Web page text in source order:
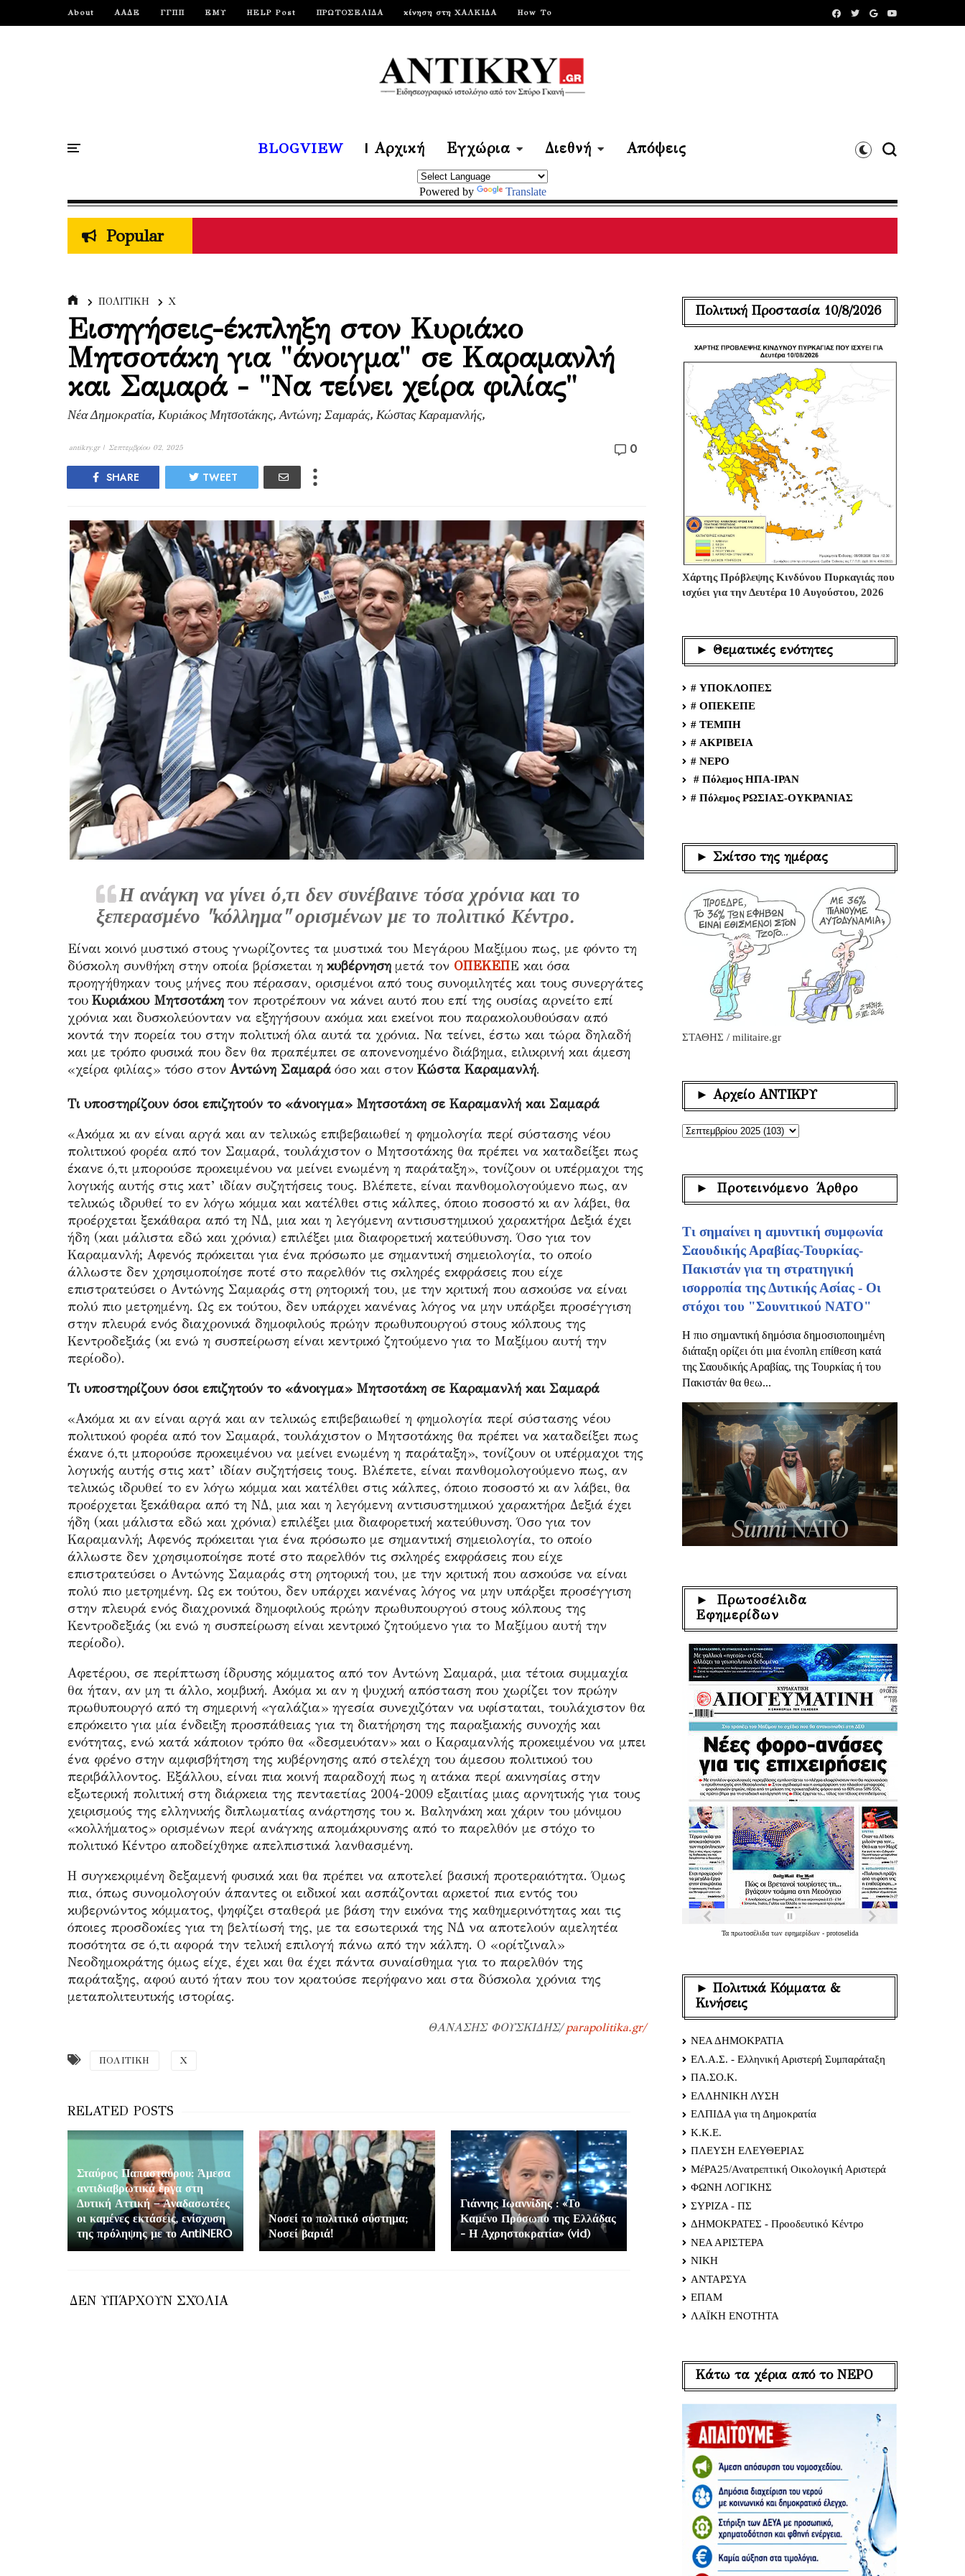
About ΑΑΔΕ ΓΓΠΠ ΕΜΥ HELP Post ΠΡΩΤΟΣΕΛΙΔΑ κίνηση στη ΧΑΛΚΙΔΑ How To
BLOGVIEW | Αρχική Εγχώρια Διεθνή Απόψεις
Powered by Translate
Popular
ΠΟΛΙΤΙΚΗ Χ
Εισηγήσεις-έκπληξη στον Κυριάκο
Μητσοτάκη για "άνοιγμα" σε Καραμανλή
και Σαμαρά - "Να τείνει χείρα φιλίας"
Νέα Δημοκρατία, Κυριάκος Μητσοτάκης, Αντώνη; Σαμαράς, Κώστας Καραμανλής,
antikry.gr | Σεπτεμβρίου 02, 2025 0
SHARE TWEET
Η ανάγκη να γίνει ό,τι δεν συνέβαινε τόσα χρόνια και το
ξεπερασμένο ''κόλλημα'' ορισμένων με το πολιτικό Κέντρο.
Είναι κοινό μυστικό στους γνωρίζοντες τα μυστικά του Μεγάρου Μαξίμου πως, με φόντο τη
δύσκολη συνθήκη στην οποία βρίσκεται η κυβέρνηση μετά τον ΟΠΕΚΕΠΕ και όσα
προηγήθηκαν τους μήνες που πέρασαν, ορισμένοι από τους συνομιλητές και τους συνεργάτες
του Κυριάκου Μητσοτάκη τον προτρέπουν να κάνει αυτό που επί της ουσίας αρνείτο επί
χρόνια και δυσκολεύονταν να εξηγήσουν ακόμα και εκείνοι που παρακολουθούσαν από
κοντά την πορεία του στην πολιτική όλα αυτά τα χρόνια. Να τείνει, έστω και τώρα δηλαδή
και με τρόπο φυσικά που δεν θα πραπέμπει σε απονενοημένο διάβημα, ειλικρινή και άμεση
«χείρα φιλίας» τόσο στον Αντώνη Σαμαρά όσο και στον Κώστα Καραμανλή.
Τι υποστηρίζουν όσοι επιζητούν το «άνοιγμα» Μητσοτάκη σε Καραμανλή και Σαμαρά
«Ακόμα κι αν είναι αργά και αν τελικώς επιβεβαιωθεί η φημολογία περί σύστασης νέου
πολιτικού φορέα από τον Σαμαρά, τουλάχιστον ο Μητσοτάκης θα πρέπει να καταδείξει πως
έκανε ό,τι μπορούσε προκειμένου να μείνει ενωμένη η παράταξη», τονίζουν οι υπέρμαχοι της
λογικής αυτής στις κατ’ ιδίαν συζητήσεις τους. Βλέπετε, είναι πανθομολογούμενο πως, αν
τελικώς ιδρυθεί το εν λόγω κόμμα και κατέλθει στις κάλπες, όποιο ποσοστό κι αν λάβει, θα
προέρχεται ξεκάθαρα από τη ΝΔ, μια και η λεγόμενη αντισυστημικού χαρακτήρα Δεξιά έχει
ήδη (και μάλιστα εδώ και χρόνια) επιλέξει μια διαφορετική κατεύθυνση. Όσο για τον
Καραμανλή; Αφενός πρόκειται για ένα πρόσωπο με σημαντική σημειολογία, το οποίο
άλλωστε δεν χρησιμοποίησε ποτέ στο παρελθόν τις σκληρές εκφράσεις που είχε
επιστρατεύσει ο Αντώνης Σαμαράς στη ρητορική του, με την κριτική που ασκούσε να είναι
πολύ πιο μετρημένη. Ως εκ τούτου, δεν υπάρχει κανένας λόγος να μην υπάρξει προσέγγιση
στην πλευρά ενός διαχρονικά δημοφιλούς πρώην πρωθυπουργού στους κόλπους της
Κεντροδεξιάς (κι ενώ η συσπείρωση είναι κεντρικό ζητούμενο για το Μαξίμου αυτή την
περίοδο).
Τι υποστηρίζουν όσοι επιζητούν το «άνοιγμα» Μητσοτάκη σε Καραμανλή και Σαμαρά
«Ακόμα κι αν είναι αργά και αν τελικώς επιβεβαιωθεί η φημολογία περί σύστασης νέου
πολιτικού φορέα από τον Σαμαρά, τουλάχιστον ο Μητσοτάκης θα πρέπει να καταδείξει πως
έκανε ό,τι μπορούσε προκειμένου να μείνει ενωμένη η παράταξη», τονίζουν οι υπέρμαχοι της
λογικής αυτής στις κατ’ ιδίαν συζητήσεις τους. Βλέπετε, είναι πανθομολογούμενο πως, αν
τελικώς ιδρυθεί το εν λόγω κόμμα και κατέλθει στις κάλπες, όποιο ποσοστό κι αν λάβει, θα
προέρχεται ξεκάθαρα από τη ΝΔ, μια και η λεγόμενη αντισυστημικού χαρακτήρα Δεξιά έχει
ήδη (και μάλιστα εδώ και χρόνια) επιλέξει μια διαφορετική κατεύθυνση. Όσο για τον
Καραμανλή; Αφενός πρόκειται για ένα πρόσωπο με σημαντική σημειολογία, το οποίο
άλλωστε δεν χρησιμοποίησε ποτέ στο παρελθόν τις σκληρές εκφράσεις που είχε
επιστρατεύσει ο Αντώνης Σαμαράς στη ρητορική του, με την κριτική που ασκούσε να είναι
πολύ πιο μετρημένη. Ως εκ τούτου, δεν υπάρχει κανένας λόγος να μην υπάρξει προσέγγιση
στην πλευρά ενός διαχρονικά δημοφιλούς πρώην πρωθυπουργού στους κόλπους της
Κεντροδεξιάς (κι ενώ η συσπείρωση είναι κεντρικό ζητούμενο για το Μαξίμου αυτή την
περίοδο).
Αφετέρου, σε περίπτωση ίδρυσης κόμματος από τον Αντώνη Σαμαρά, μια τέτοια συμμαχία
θα ήταν, αν μη τι άλλο, κομβική. Ακόμα κι αν η ψυχική απόσταση που χωρίζει τον πρώην
πρωθυπουργό από τη σημερινή «γαλάζια» ηγεσία συνεχιζόταν να υφίσταται, τουλάχιστον θα
επρόκειτο για μία ένδειξη προσπάθειας για τη διατήρηση της παραξιακής συνοχής και
ενότητας, ενώ κατά κάποιον τρόπο θα «δεσμευόταν» και ο Καραμανλής προκειμένου να μπει
ένα φρένο στην αμφισβήτηση της κυβέρνησης από στελέχη του άμεσου πολιτικού του
περιβάλλοντος. Εξάλλου, είναι πια κοινή παραδοχή πως η ατάκα περί ακινησίας στην
εξωτερική πολιτική στη διάρκεια της πενταετίας 2004-2009 εξαιτίας μιας αρνητικής για τους
χειρισμούς της ελληνικής διπλωματίας ανάρτησης του κ. Βαληνάκη και χάριν του μόνιμου
«κολλήματος» ορισμένων περί ανάγκης απομάκρυνσης από το παρελθόν με στόχο το
πολιτικό Κέντρο αποδείχθηκε απελπιστικά λανθασμένη.
Η συγκεκριμένη δεξαμενή φυσικά και θα πρέπει να αποτελεί βασική προτεραιότητα. Όμως
πια, όπως συνομολογούν άπαντες οι ειδικοί και ασπάζονται αρκετοί πια εντός του
κυβερνώντος κόμματος, ψηφίζει σταθερά με βάση την εικόνα της καθημερινότητας και τις
όποιες προσδοκίες για τη βελτίωσή της, με τα εσωτερικά της ΝΔ να αποτελούν αμελητέα
ποσότητα σε ό,τι αφορά την τελική επιλογή πάνω από την κάλπη. Ο «ορίτζιναλ»
Νεοδημοκράτης όμως είχε, έχει και θα έχει πάντα συναίσθημα για το παρελθόν της
παράταξης, αφού αυτό ήταν που τον κρατούσε περήφανο και στα δύσκολα χρόνια της
μεταπολιτευτικής ιστορίας.
ΘΑΝΑΣΗΣ ΦΟΥΣΚΙΔΗΣ/parapolitika.gr/
ΠΟΛΙΤΙΚΗ Χ
Σταύρος Παπασταύρου: Άμεσα
αντιδιαβρωτικά έργα στη
Δυτική Αττική – Αναδασωτέες
οι καμένες εκτάσεις, ενίσχυση
της πρόληψης με το AntiNERO
Νοσεί το πολιτικό σύστημα;
Νοσεί βαριά!
Γιάννης Ιωαννίδης : «Το
Καμένο Πρόσωπο της Ελλάδας
- Η Αχρηστοκρατία» (vid)
ΔΕΝ ΥΠΆΡΧΟΥΝ ΣΧΌΛΙΑ
Πολιτική Προστασία 10/8/2026
Χάρτης Πρόβλεψης Κινδύνου Πυρκαγιάς που
ισχύει για την Δευτέρα 10 Αυγούστου, 2026
► Θεματικές ενότητες
# ΥΠΟΚΛΟΠΕΣ
# ΟΠΕΚΕΠΕ
# ΤΕΜΠΗ
# ΑΚΡΙΒΕΙΑ
# ΝΕΡΟ
# Πόλεμος ΗΠΑ-ΙΡΑΝ
# Πόλεμος ΡΩΣΙΑΣ-ΟΥΚΡΑΝΙΑΣ
► Σκίτσο της ημέρας
ΣΤΑΘΗΣ / militaire.gr
► Αρχείο ΑΝΤΙΚΡΥ
► Προτεινόμενο Άρθρο
Τι σημαίνει η αμυντική συμφωνία
Σαουδικής Αραβίας-Τουρκίας-
Πακιστάν για τη στρατηγική
ισορροπία της Δυτικής Ασίας - Οι
στόχοι του "Σουνιτικού ΝΑΤΟ"
Η πιο σημαντική δημόσια δημοσιοποιημένη
διάταξη ορίζει ότι μια ένοπλη επίθεση κατά
της Σαουδικής Αραβίας, της Τουρκίας ή του
Πακιστάν θα θεω...
► Πρωτοσέλιδα
Εφημερίδων
Τα πρωτοσέλιδα των εφημερίδων - protoselida
► Πολιτικά Κόμματα &
Κινήσεις
ΝΕΑ ΔΗΜΟΚΡΑΤΙΑ
ΕΛ.Α.Σ. - Ελληνική Αριστερή Συμπαράταξη
ΠΑ.ΣΟ.Κ.
ΕΛΛΗΝΙΚΗ ΛΥΣΗ
ΕΛΠΙΔΑ για τη Δημοκρατία
Κ.Κ.Ε.
ΠΛΕΥΣΗ ΕΛΕΥΘΕΡΙΑΣ
ΜέΡΑ25/Ανατρεπτική Οικολογική Αριστερά
ΦΩΝΗ ΛΟΓΙΚΗΣ
ΣΥΡΙΖΑ - ΠΣ
ΔΗΜΟΚΡΑΤΕΣ - Προοδευτικό Κέντρο
ΝΕΑ ΑΡΙΣΤΕΡΑ
ΝΙΚΗ
ΑΝΤΑΡΣΥΑ
ΕΠΑΜ
ΛΑΪΚΗ ΕΝΟΤΗΤΑ
Κάτω τα χέρια από το ΝΕΡΟ